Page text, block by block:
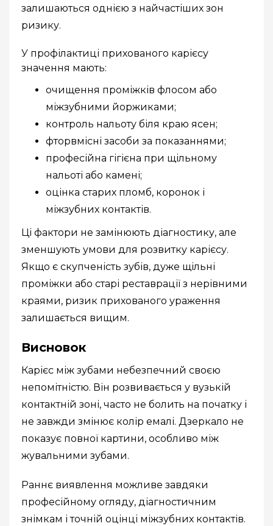
залишаються однією з найчастіших зон
ризику.
У профілактиці прихованого карієсу
значення мають:
очищення проміжків флосом або
міжзубними йоржиками;
контроль нальоту біля краю ясен;
фторвмісні засоби за показаннями;
професійна гігієна при щільному
нальоті або камені;
оцінка старих пломб, коронок і
міжзубних контактів.
Ці фактори не замінюють діагностику, але
зменшують умови для розвитку карієсу.
Якщо є скупченість зубів, дуже щільні
проміжки або старі реставрації з нерівними
краями, ризик прихованого ураження
залишається вищим.
Висновок
Карієс між зубами небезпечний своєю
непомітністю. Він розвивається у вузькій
контактній зоні, часто не болить на початку і
не завжди змінює колір емалі. Дзеркало не
показує повної картини, особливо між
жувальними зубами.
Раннє виявлення можливе завдяки
професійному огляду, діагностичним
знімкам і точній оцінці міжзубних контактів.